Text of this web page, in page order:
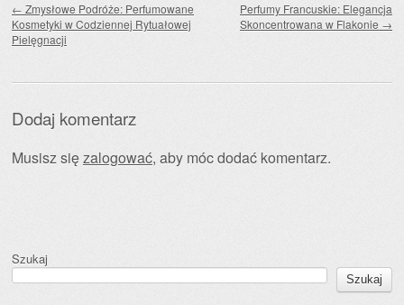
← Zmysłowe Podróże: Perfumowane
Kosmetyki w Codziennej Rytuałowej
Pielęgnacji
Perfumy Francuskie: Elegancja
Skoncentrowana w Flakonie →
Dodaj komentarz
Musisz sięzalogować, aby móc dodać komentarz.
Szukaj
Szukaj